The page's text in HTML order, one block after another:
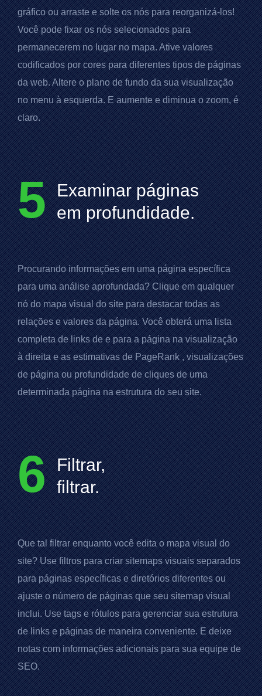
gráfico ou arraste e solte os nós para reorganizá-los!
Você pode fixar os nós selecionados para
permanecerem no lugar no mapa. Ative valores
codificados por cores para diferentes tipos de páginas
da web. Altere o plano de fundo da sua visualização
no menu à esquerda. E aumente e diminua o zoom, é
claro.
5 Examinar páginas
em profundidade.
Procurando informações em uma página específica
para uma análise aprofundada? Clique em qualquer
nó do mapa visual do site para destacar todas as
relações e valores da página. Você obterá uma lista
completa de links de e para a página na visualização
à direita e as estimativas dePageRank, visualizações
de página ou profundidade de cliques de uma
determinada página na estrutura do seu site.
6 Filtrar,
filtrar.
Que tal filtrar enquanto você edita o mapa visual do
site? Use filtros para criar sitemaps visuais separados
para páginas específicas e diretórios diferentes ou
ajuste o número de páginas que seu sitemap visual
inclui. Use tags e rótulos para gerenciar sua estrutura
de links e páginas de maneira conveniente. E deixe
notas com informações adicionais para sua equipe de
SEO.